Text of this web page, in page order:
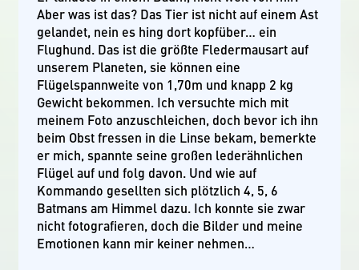
Aber was ist das? Das Tier ist nicht auf einem Ast
gelandet, nein es hing dort kopfüber… ein
Flughund. Das ist die größte Fledermausart auf
unserem Planeten, sie können eine
Flügelspannweite von 1,70m und knapp 2 kg
Gewicht bekommen. Ich versuchte mich mit
meinem Foto anzuschleichen, doch bevor ich ihn
beim Obst fressen in die Linse bekam, bemerkte
er mich, spannte seine großen lederähnlichen
Flügel auf und folg davon. Und wie auf
Kommando gesellten sich plötzlich 4, 5, 6
Batmans am Himmel dazu. Ich konnte sie zwar
nicht fotografieren, doch die Bilder und meine
Emotionen kann mir keiner nehmen…